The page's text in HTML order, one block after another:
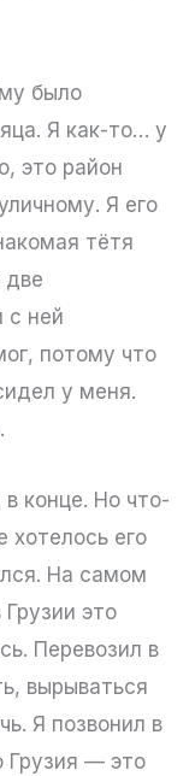
было
Я как-то… у
это район
Я его
тётя
две
с ней
потому что
у меня.
конце. Но что-
его
На самом
это
Перевозил в
вырываться
Я позвонил в
Грузия — это